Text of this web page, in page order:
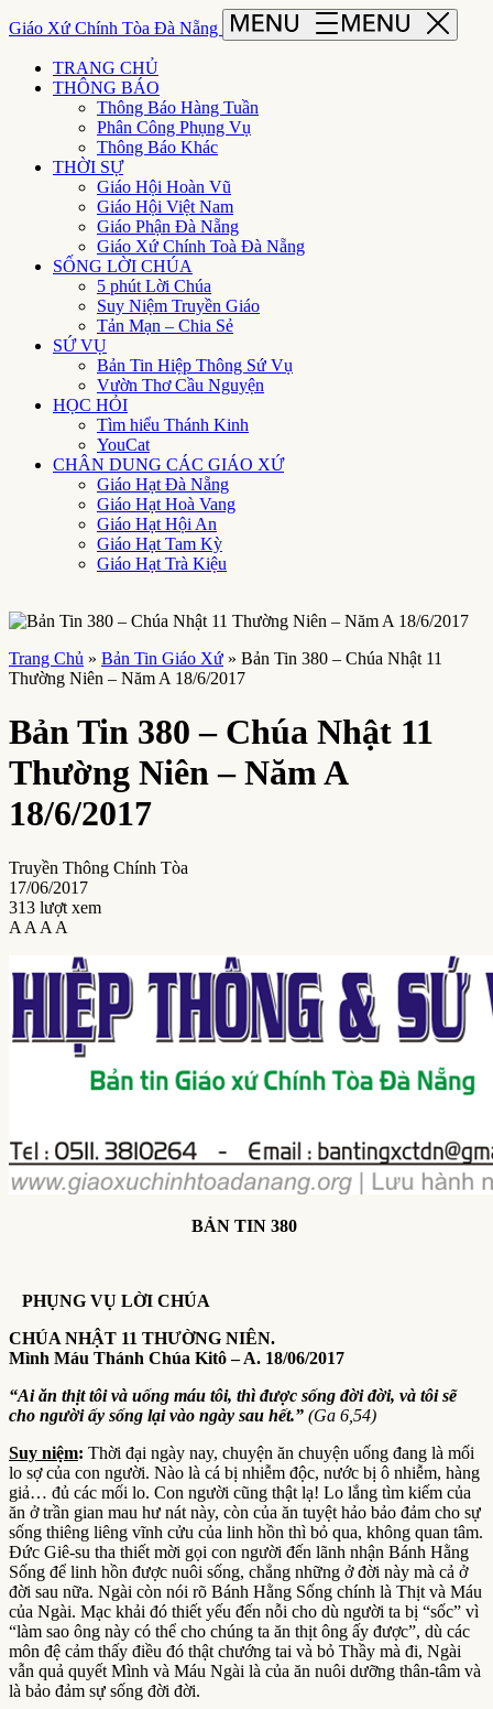
Giáo Xứ Chính Tòa Đà Nẵng
TRANG CHỦ
THÔNG BÁO
Thông Báo Hàng Tuần
Phân Công Phụng Vụ
Thông Báo Khác
THỜI SỰ
Giáo Hội Hoàn Vũ
Giáo Hội Việt Nam
Giáo Phận Đà Nẵng
Giáo Xứ Chính Toà Đà Nẵng
SỐNG LỜI CHÚA
5 phút Lời Chúa
Suy Niệm Truyền Giáo
Tản Mạn – Chia Sẻ
SỨ VỤ
Bản Tin Hiệp Thông Sứ Vụ
Vườn Thơ Cầu Nguyện
HỌC HỎI
Tìm hiểu Thánh Kinh
YouCat
CHÂN DUNG CÁC GIÁO XỨ
Giáo Hạt Đà Nẵng
Giáo Hạt Hoà Vang
Giáo Hạt Hội An
Giáo Hạt Tam Kỳ
Giáo Hạt Trà Kiệu
Trang Chủ » Bản Tin Giáo Xứ » Bản Tin 380 – Chúa Nhật 11
Thường Niên – Năm A 18/6/2017
Bản Tin 380 – Chúa Nhật 11
Thường Niên – Năm A
18/6/2017
Truyền Thông Chính Tòa
17/06/2017
313 lượt xem
A A A A
BẢN TIN 380
PHỤNG VỤ LỜI CHÚA
CHÚA NHẬT 11 THƯỜNG NIÊN.
Mình Máu Thánh Chúa Kitô – A. 18/06/2017
“Ai ăn thịt tôi và uống máu tôi, thì được sống đời đời, và tôi sẽ
cho người ấy sống lại vào ngày sau hết.” (Ga 6,54)
Suy niệm: Thời đại ngày nay, chuyện ăn chuyện uống đang là mối
lo sợ của con người. Nào là cá bị nhiễm độc, nước bị ô nhiễm, hàng
giả… đủ các mối lo. Con người cũng thật lạ! Lo lắng tìm kiếm của
ăn ở trần gian mau hư nát này, còn của ăn tuyệt hảo bảo đảm cho sự
sống thiêng liêng vĩnh cửu của linh hồn thì bỏ qua, không quan tâm.
Đức Giê-su tha thiết mời gọi con người đến lãnh nhận Bánh Hằng
Sống để linh hồn được nuôi sống, chẳng những ở đời này mà cả ở
đời sau nữa. Ngài còn nói rõ Bánh Hằng Sống chính là Thịt và Máu
của Ngài. Mạc khải đó thiết yếu đến nỗi cho dù người ta bị “sốc” vì
“làm sao ông này có thể cho chúng ta ăn thịt ông ấy được”, dù các
môn đệ cảm thấy điều đó thật chướng tai và bỏ Thầy mà đi, Ngài
vẫn quả quyết Mình và Máu Ngài là của ăn nuôi dưỡng thân-tâm và
là bảo đảm sự sống đời đời.